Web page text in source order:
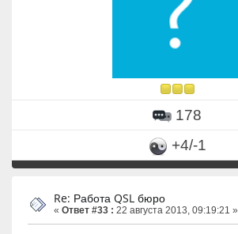
178
+4/-1
Re: Работа QSL бюро
« Ответ #33 : 22 августа 2013, 09:19:21 »